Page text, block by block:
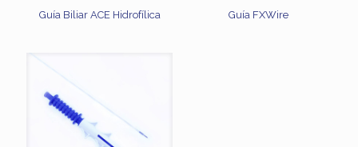
Guía Biliar ACE Hidrofílica Guía FXWire